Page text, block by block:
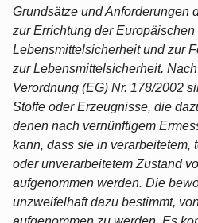
Grundsätze und Anforderungen
zur Errichtung der Europäischen
Lebensmittelsicherheit und zur
zur Lebensmittelsicherheit.
Verordnung (EG) Nr. 178/2002
Stoffe oder Erzeugnisse, die
denen nach vernünftigem
kann, dass sie in verarbeitetem,
oder unverarbeitetem Zustand
aufgenommen werden. Die
unzweifelhaft dazu bestimmt,